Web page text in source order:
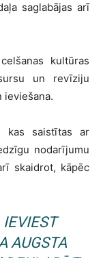
saglabājas arī
kultūras
un revīziju
ieviešana.
kas saistītas ar
nodarījumu
skaidrot, kāpēc
AUGSTA